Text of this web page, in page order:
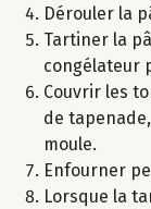
Dérouler la
Tartiner la
congélateur
Couvrir les
de
moule.
Enfourner
Lorsque la